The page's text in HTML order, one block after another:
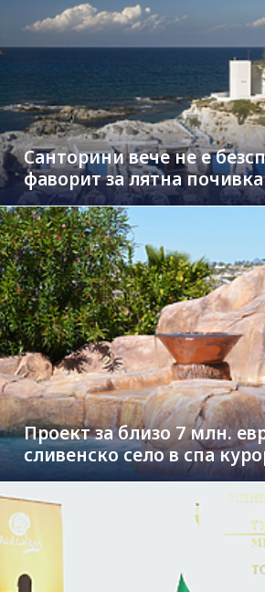
Санторини вече не е
фаворит за лятна
Проект за близо 7 млн.
сливенско село в спа